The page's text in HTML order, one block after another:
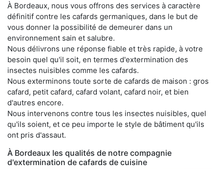
À Bordeaux, nous vous offrons des services à caractère
définitif contre les cafards germaniques, dans le but de
vous donner la possibilité de demeurer dans un
environnement sain et salubre.
Nous délivrons une réponse fiable et très rapide, à votre
besoin quel qu'il soit, en termes d'extermination des
insectes nuisibles comme les cafards.
Nous exterminons toute sorte de cafards de maison : gros
cafard, petit cafard, cafard volant, cafard noir, et bien
d'autres encore.
Nous intervenons contre tous les insectes nuisibles, quel
qu'ils soient, et ce peu importe le style de bâtiment qu'ils
ont pris d'assaut.
À Bordeaux les qualités de notre compagnie
d'extermination de cafards de cuisine